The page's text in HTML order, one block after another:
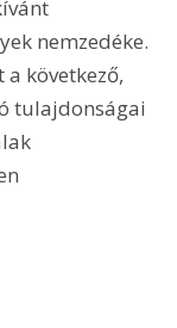
nemzedéke.
következő,
tulajdonságai